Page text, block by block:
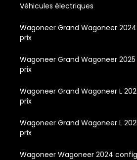
Véhicules électriques
Wagoneer Grand Wagoneer
prix
Wagoneer Grand Wagoneer
prix
Wagoneer Grand Wagoneer L
prix
Wagoneer Grand Wagoneer L
prix
Wagoneer Wagoneer 2024